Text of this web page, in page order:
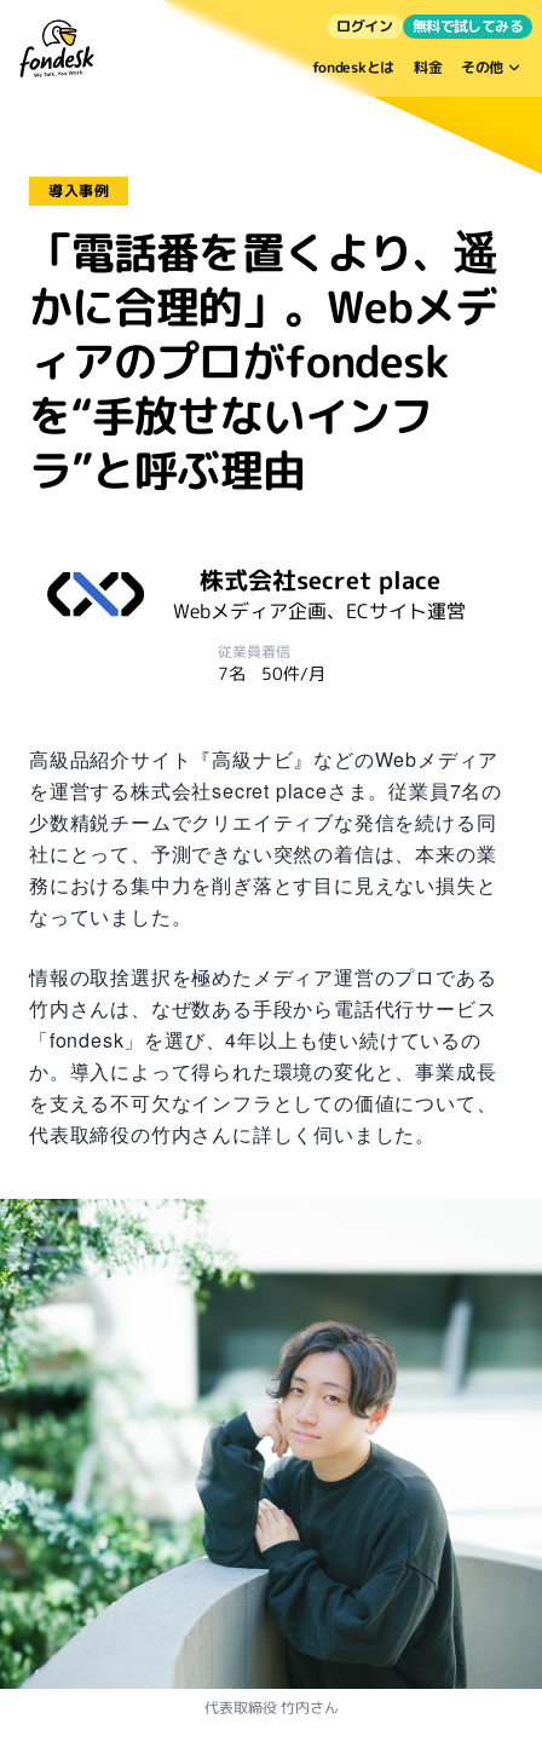
fondeskとは 料金 その他
ログイン 無料で試してみる
導入事例
「電話番を置くより、遥
かに合理的」。Webメデ
ィアのプロがfondesk
を“手放せないインフ
ラ”と呼ぶ理由
株式会社secret place
Webメディア企画、ECサイト運営
従業員
7名
着信
50件/月
高級品紹介サイト『高級ナビ』などのWebメディア
を運営する株式会社secret placeさま。従業員7名の
少数精鋭チームでクリエイティブな発信を続ける同
社にとって、予測できない突然の着信は、本来の業
務における集中力を削ぎ落とす目に見えない損失と
なっていました。
情報の取捨選択を極めたメディア運営のプロである
竹内さんは、なぜ数ある手段から電話代行サービス
「fondesk」を選び、4年以上も使い続けているの
か。導入によって得られた環境の変化と、事業成長
を支える不可欠なインフラとしての価値について、
代表取締役の竹内さんに詳しく伺いました。
代表取締役 竹内さん